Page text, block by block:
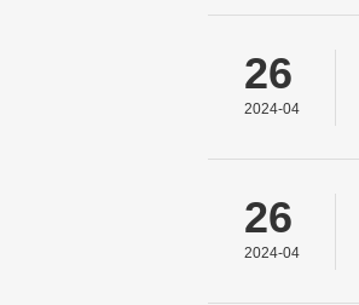
26
2024-04
26
2024-04